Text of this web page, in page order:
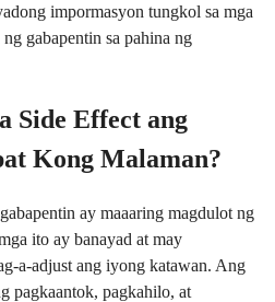
impormasyon tungkol sa mga
gabapentin sa pahina ng
Side Effect ang
Kong Malaman?
ay maaaring magdulot ng
ito ay banayad at may
a-adjust ang iyong katawan. Ang
pagkaantok, pagkahilo, at